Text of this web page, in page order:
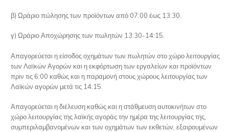
β) Ωράριο πώλησης των προϊόντων από 07:00 έως 13:30.
γ) Ωράριο Αποχώρησης των πωλητών 13:30-14:15.
Απαγορεύεται η είσοδος οχημάτων των πωλητών στο χώρο λειτουργίας
των Λαϊκών Αγορών και η εκφόρτωση των εργαλείων και προϊόντων
πριν τις 6:00 καθώς και η παραμονή στους χώρους λειτουργίας των
Λαϊκών αγορών μετά τις 14:15.
Απαγορεύεται η διέλευση καθώς και η στάθμευση αυτοκινήτων στο
χώρο λειτουργίας της λαϊκής αγοράς την ημέρα της λειτουργίας της,
συμπεριλαμβανομένων και των οχημάτων των εκθετών, εξαιρουμένων